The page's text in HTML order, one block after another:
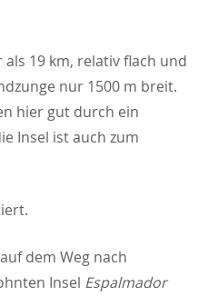
19 km, relativ flach und
nur 1500 m breit.
hier gut durch ein
Insel ist auch zum
dem Weg nach
Insel Espalmador